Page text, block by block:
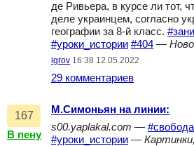
де Ривьера, в курсе ли тот,
деле украинцем, согласно
географии за 8-й класс.
#уроки_истории #404 —
igrov 16:38 12.05.2022
29 комментариев
167
В пену
М.Симоньян на линии:
s00.yaplakal.com —
#уроки_истории —